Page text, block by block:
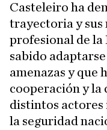
Casteleiro ha
trayectoria y sus
profesional de la
sabido
amenazas y que
cooperación y la
distintos actores
la seguridad